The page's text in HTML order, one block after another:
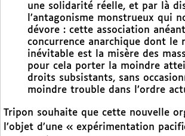
une solidarité réelle, et par là
l’antagonisme monstrueux qui
dévore : cette association
concurrence anarchique dont le
inévitable est la misère des
pour cela porter la moindre
droits subsistants, sans
moindre trouble dans l’ordre
Tripon souhaite que cette nouvelle
l’objet d’une « expérimentation